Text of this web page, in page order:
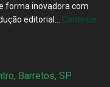
forma inovadora com
editorial… Continue
Barretos, SP